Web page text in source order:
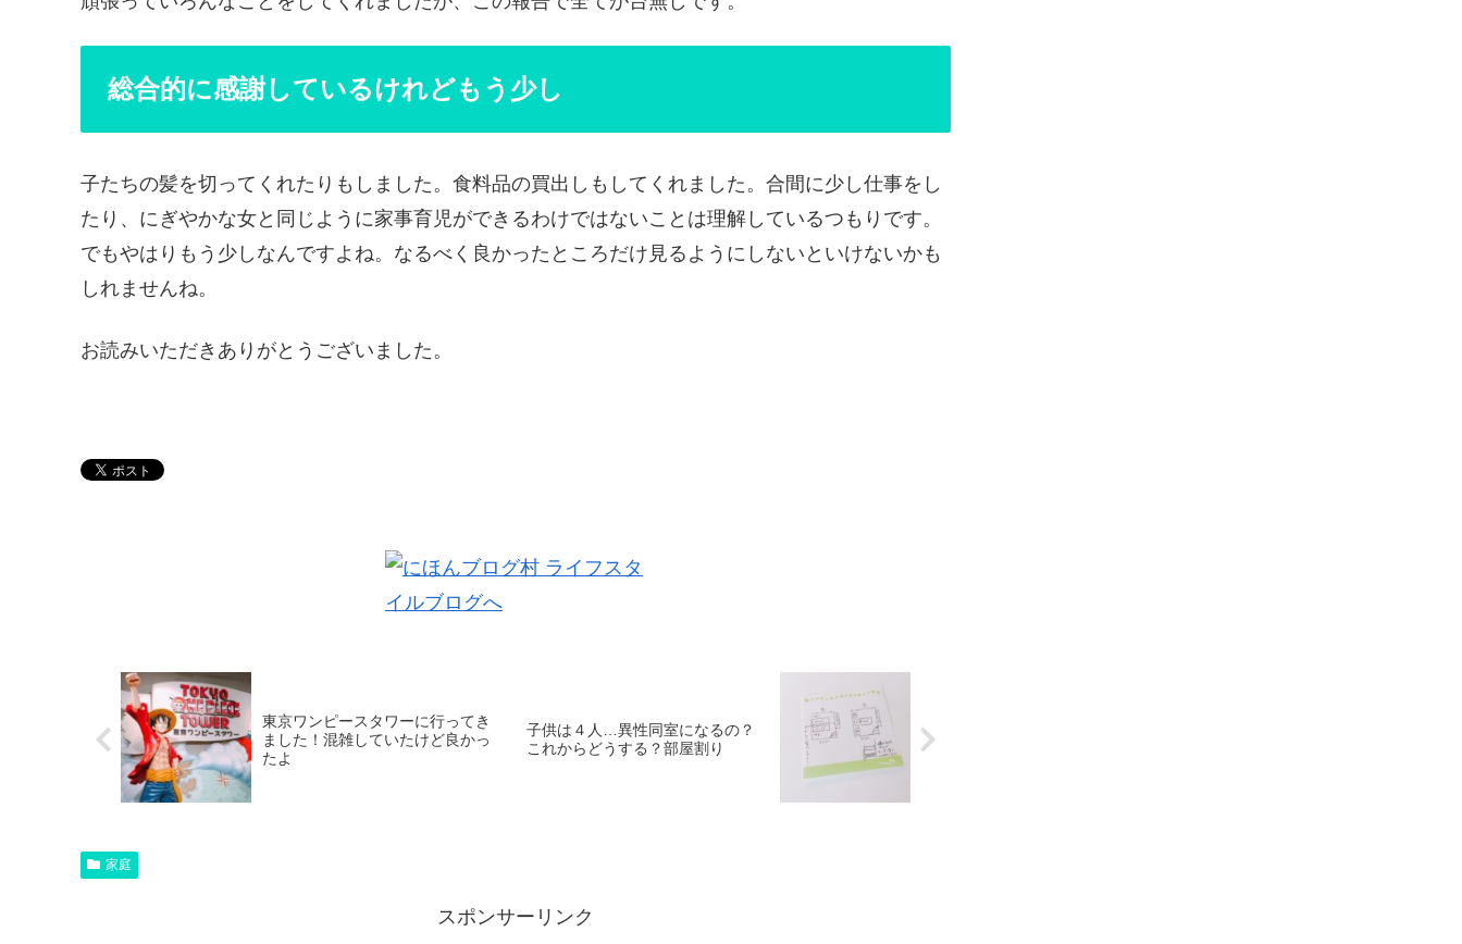
総合的に感謝しているけれどもう少し
子たちの髪を切ってくれたりもしました。食料品の買出しもしてくれました。合間に少し仕事をし
たり、にぎやかな女と同じように家事育児ができるわけではないことは理解しているつもりです。
でもやはりもう少しなんですよね。なるべく良かったところだけ見るようにしないといけないかも
しれませんね。
お読みいただきありがとうございました。
東京ワンピースタワーに行ってき
ました！混雑していたけど良かっ
たよ
子供は４人…異性同室になるの？
これからどうする？部屋割り
家庭
スポンサーリンク